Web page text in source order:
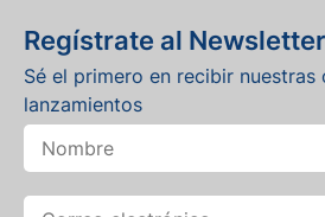
Regístrate al Newsletter
Sé el primero en recibir
lanzamientos